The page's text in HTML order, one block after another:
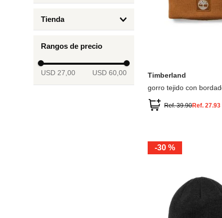
Tienda
Rangos de precio
USD 27,00 USD 60,00
Timberland
gorro tejido con
Ref.39.90Ref.27.93
-30 %